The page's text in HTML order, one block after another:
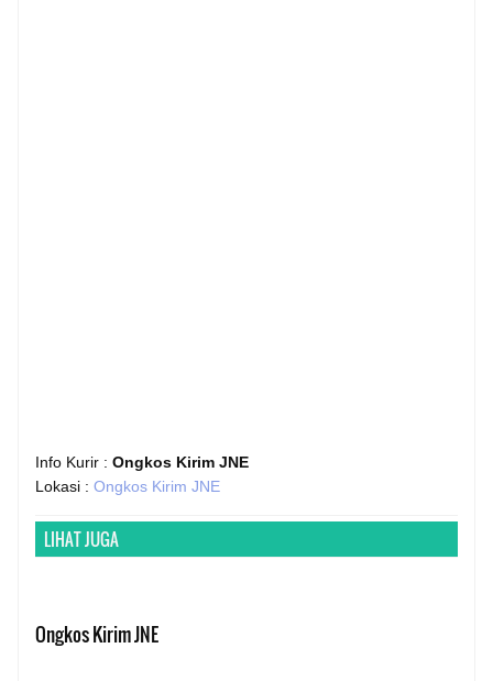
Info Kurir : Ongkos Kirim JNE
Lokasi : Ongkos Kirim JNE
LIHAT JUGA
Ongkos Kirim JNE